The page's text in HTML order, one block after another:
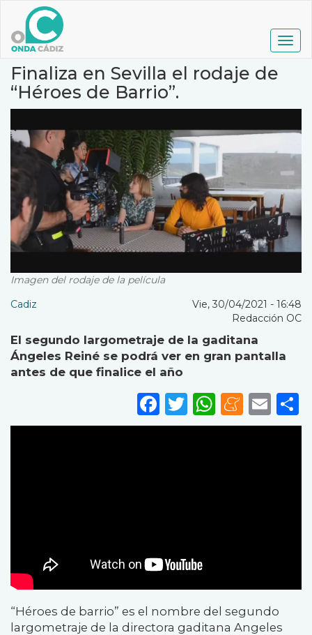
contenido
principal
Finaliza en Sevilla el rodaje de
“Héroes de Barrio”.
Imagen del rodaje de la película
Cadiz
Vie, 30/04/2021 - 16:48
Redacción OC
El segundo largometraje de la gaditana
Ángeles Reiné se podrá ver en gran pantalla
antes de que finalice el año
Facebook
Twitter
“Héroes de barrio” es el nombre del segundo
largometraje de la directora gaditana Angeles